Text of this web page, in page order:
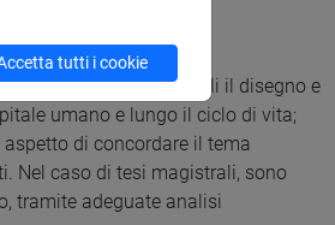
particolare, su temi quali il disegno e
umano e lungo il ciclo di vita;
di concordare il tema
Nel caso di tesi magistrali, sono
tramite adeguate analisi
tutti i cookie